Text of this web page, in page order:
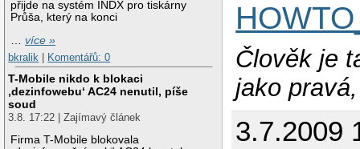
přijde na systém INDX pro tiskárny
Průša, který na konci
…více »
bkralik
Komentářů: 0
T-Mobile nikdo k blokaci
‚dezinfowebu‘ AC24 nenutil, píše
soud
3.8. 17:22 | Zajímavý článek
Firma T-Mobile blokovala
Člověk je
jako
3.7.2009